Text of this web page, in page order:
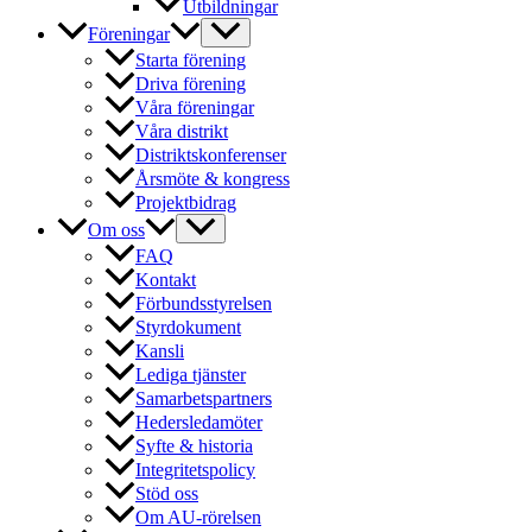
Utbildningar
Föreningar
Starta förening
Driva förening
Våra föreningar
Våra distrikt
Distriktskonferenser
Årsmöte & kongress
Projektbidrag
Om oss
FAQ
Kontakt
Förbundsstyrelsen
Styrdokument
Kansli
Lediga tjänster
Samarbetspartners
Hedersledamöter
Syfte & historia
Integritetspolicy
Stöd oss
Om AU-rörelsen